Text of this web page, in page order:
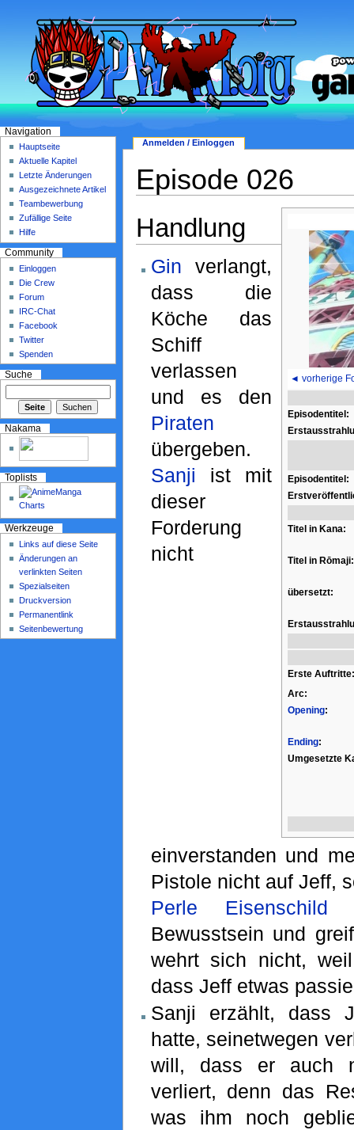
Episode 026
◄ vorherige
Episodentitel:
Episodentitel:
Titel in Kana:
Titel in Rōmaji:
übersetzt:
Erste Auftritte:
Arc:
Opening:
Ending:
Umgesetzte
Handlung
Gin verlangt,
dass die
Köche das
Schiff
verlassen
und es den
Piraten
übergeben.
Sanji ist mit
dieser
Forderung
nicht
einverstanden und
Pistole nicht auf Jeff,
Perle Eisenschild
Bewusstsein und
wehrt sich nicht,
dass Jeff etwas
Sanji erzählt, dass
hatte, seinetwegen
will, dass er auch
verliert, denn das
was ihm noch
Anmelden / Einloggen
Navigation
Hauptseite
Aktuelle Kapitel
Letzte Änderungen
Ausgezeichnete Artikel
Teambewerbung
Zufällige Seite
Hilfe
Community
Einloggen
Die Crew
Forum
IRC-Chat
Facebook
Twitter
Spenden
Suche
Nakama
Toplists
Werkzeuge
Links auf diese Seite
Änderungen an
verlinkten Seiten
Spezialseiten
Druckversion
Permanentlink
Seitenbewertung